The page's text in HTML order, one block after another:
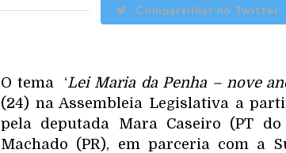
Compartilhar no Twitter
O tema ‘Lei Maria da Penha – nove
(24) na Assembleia Legislativa a
pela deputada Mara Caseiro (PT
Machado (PR), em parceria com a